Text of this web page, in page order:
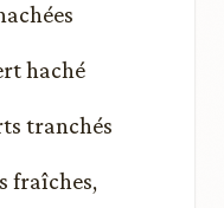
haché
tranchés
fraîches,